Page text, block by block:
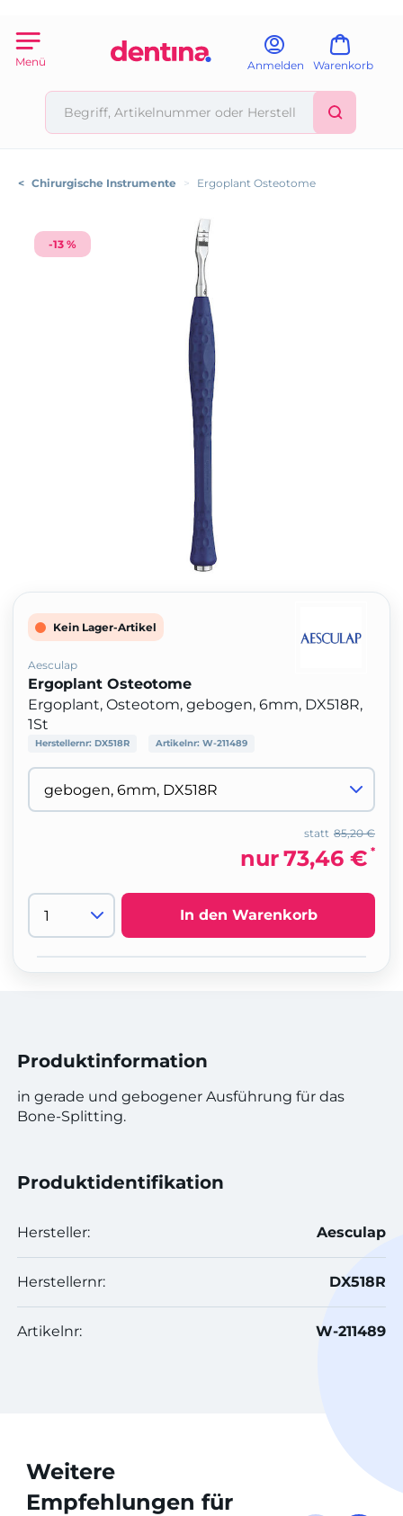
Menü Anmelden Warenkorb
< Chirurgische Instrumente > Ergoplant Osteotome
-13 %
Kein Lager-Artikel
Aesculap
Ergoplant Osteotome
Ergoplant, Osteotom, gebogen, 6mm, DX518R,
1St
Herstellernr: DX518R Artikelnr: W-211489
85,20 €
statt
nur73,46 € *
In den Warenkorb
Produktinformation
in gerade und gebogener Ausführung für das
Bone-Splitting.
Produktidentifikation
Hersteller: Aesculap
Herstellernr: DX518R
Artikelnr: W-211489
Weitere
Empfehlungen für